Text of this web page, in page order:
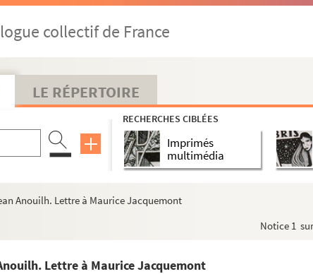
collectif de France
LE RÉPERTOIRE
RECHERCHES CIBLÉES
Imprimés
multimédia
Anouilh. Lettre à Maurice Jacquemont
Notice 1
Lettre à Maurice Jacquemont